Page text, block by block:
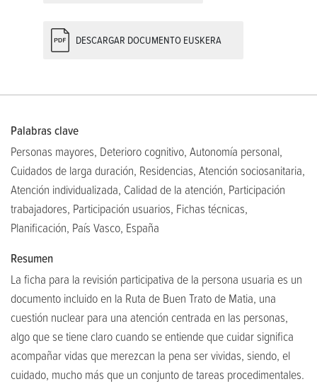
DESCARGAR DOCUMENTO EUSKERA
Palabras clave
Personas mayores, Deterioro cognitivo, Autonomía personal,
Cuidados de larga duración, Residencias, Atención sociosanitaria,
Atención individualizada, Calidad de la atención, Participación
trabajadores, Participación usuarios, Fichas técnicas,
Planificación, País Vasco, España
Resumen
La ficha para la revisión participativa de la persona usuaria es un
documento incluido en la Ruta de Buen Trato de Matia, una
cuestión nuclear para una atención centrada en las personas,
algo que se tiene claro cuando se entiende que cuidar significa
acompañar vidas que merezcan la pena ser vividas, siendo, el
cuidado, mucho más que un conjunto de tareas procedimentales.